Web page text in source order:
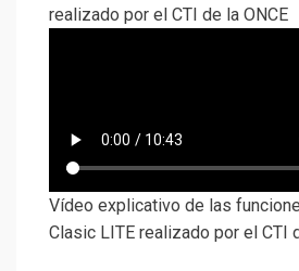
realizado por el CTI de la ONCE
Vídeo explicativo de las
Clasic LITE realizado por el CTI